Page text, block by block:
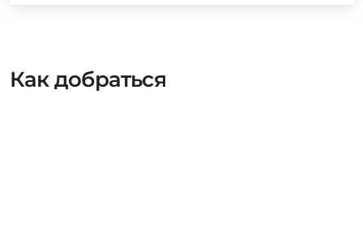
Как добраться